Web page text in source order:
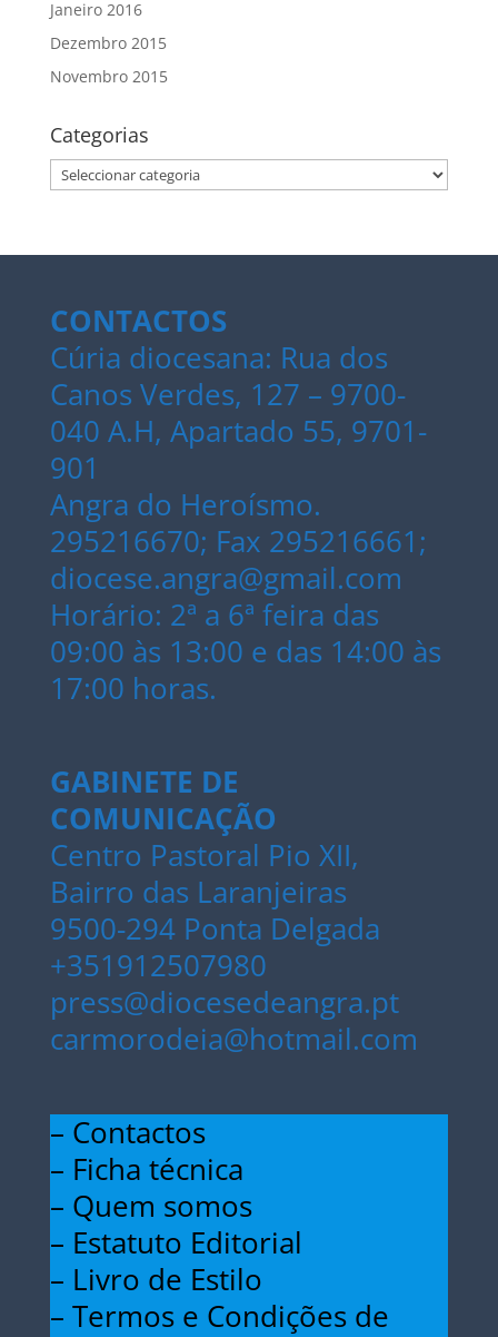
Janeiro 2016
Dezembro 2015
Novembro 2015
Categorias
Categorias
CONTACTOS
Cúria diocesana: Rua dos
Canos Verdes, 127 – 9700-
040 A.H, Apartado 55, 9701-
901
Angra do Heroísmo.
295216670; Fax 295216661;
diocese.angra@gmail.com
Horário: 2ª a 6ª feira das
09:00 às 13:00 e das 14:00 às
17:00 horas.
GABINETE DE
COMUNICAÇÃO
Centro Pastoral Pio XII,
Bairro das Laranjeiras
9500-294 Ponta Delgada
+351912507980
press@diocesedeangra.pt
carmorodeia@hotmail.com
– Contactos
– Ficha técnica
– Quem somos
– Estatuto Editorial
– Livro de Estilo
– Termos e Condições de